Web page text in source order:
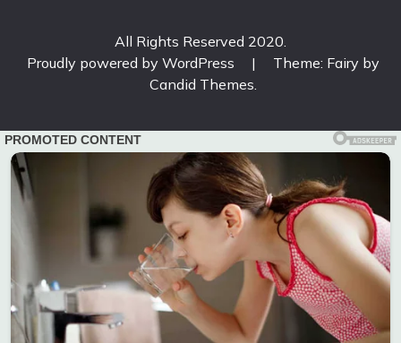
All Rights Reserved 2020.
Proudly powered by WordPress
|
Theme: Fairy by
Candid Themes